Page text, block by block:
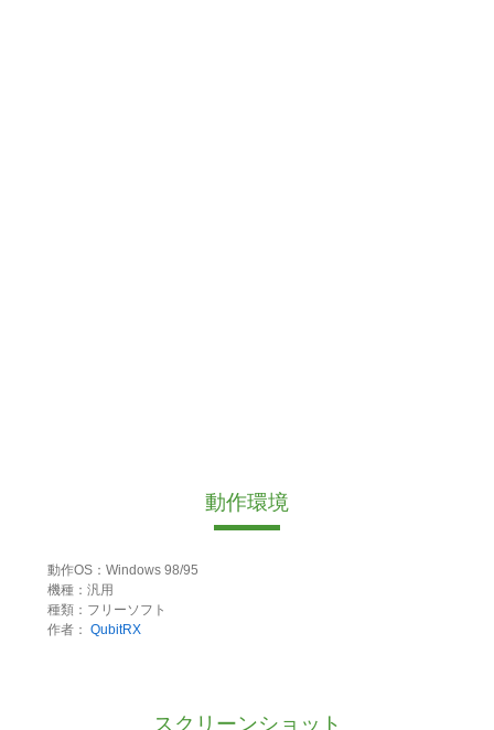
動作環境
動作OS：Windows 98/95
機種：汎用
種類：フリーソフト
作者： QubitRX
スクリーンショット